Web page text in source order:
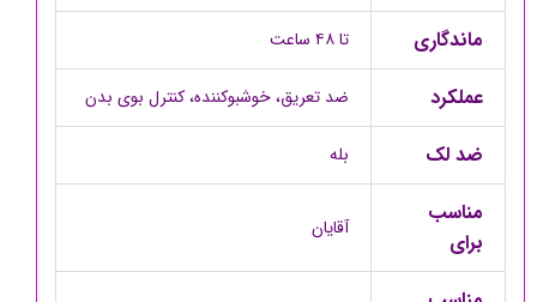
ماندگاری تا ۴۸ ساعت
عملکرد ضد تعریق، خوشبوکننده، کنترل بوی بدن
ضد لک بله
مناسب
برای
آقایان